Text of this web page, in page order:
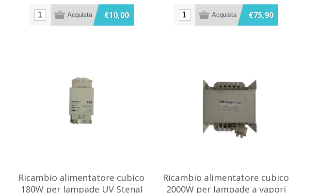
€10,00 €75,90
Ricambio alimentatore cubico
180W per lampade UV Stenal
Ricambio alimentatore cubico
2000W per lampade a vapori